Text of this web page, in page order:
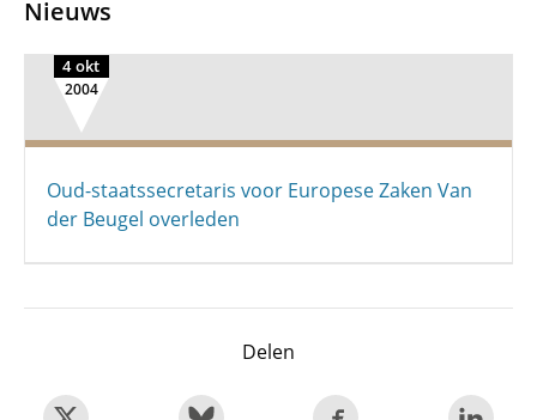
Nieuws
4 okt
2004
Oud-staatssecretaris voor Europese Zaken Van
der Beugel overleden
Delen